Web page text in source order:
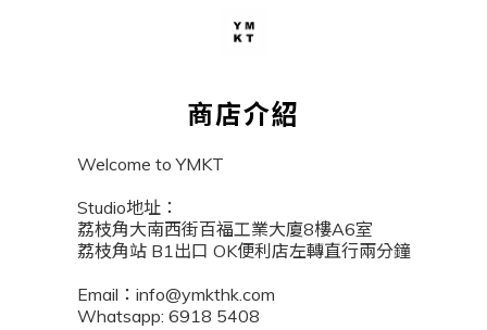
商店介紹
Welcome to YMKT
Studio地址：
荔枝角大南西街百福工業大廈8樓A6室
荔枝角站 B1出口 OK便利店左轉直行兩分鐘
Email：info@ymkthk.com
Whatsapp: 6918 5408